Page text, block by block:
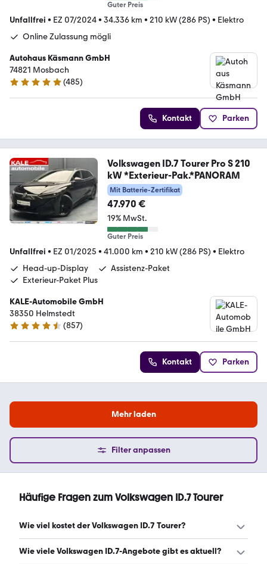
Guter Preis
Unfallfrei • EZ 07/2024• 34.336 km • 210 kW (286 PS) • Elektro
Online Zulassung mögli
Autohaus Käsmann GmbH
74821 Mosbach
4.8 Sterne
(485)
Kontakt Parken
Volkswagen ID.7 Tourer Pro S 210
kW *Exterieur-Pak.*PANORAM
Mit Batterie-Zertifikat
47.970 €
19% MwSt.
Guter Preis
Unfallfrei • EZ 01/2025 • 41.000 km • 210 kW (286 PS) • Elektro
Head-up-Display
Assistenz-Paket
Exterieur-Paket Plus
KALE-Automobile GmbH
38350 Helmstedt
4.7 Sterne
(857)
Kontakt Parken
Mehr laden
Filter anpassen
Häufige Fragen zum Volkswagen ID.7 Tourer
Wie viel kostet der Volkswagen ID.7 Tourer?
Ein guter Preis für einen Volkswagen ID.7 Tourer liegt
Wie viele Volkswagen ID.7-Angebote gibt es aktuell?